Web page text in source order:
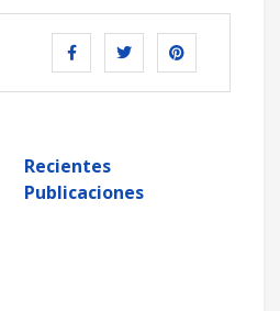
Recientes
Publicaciones